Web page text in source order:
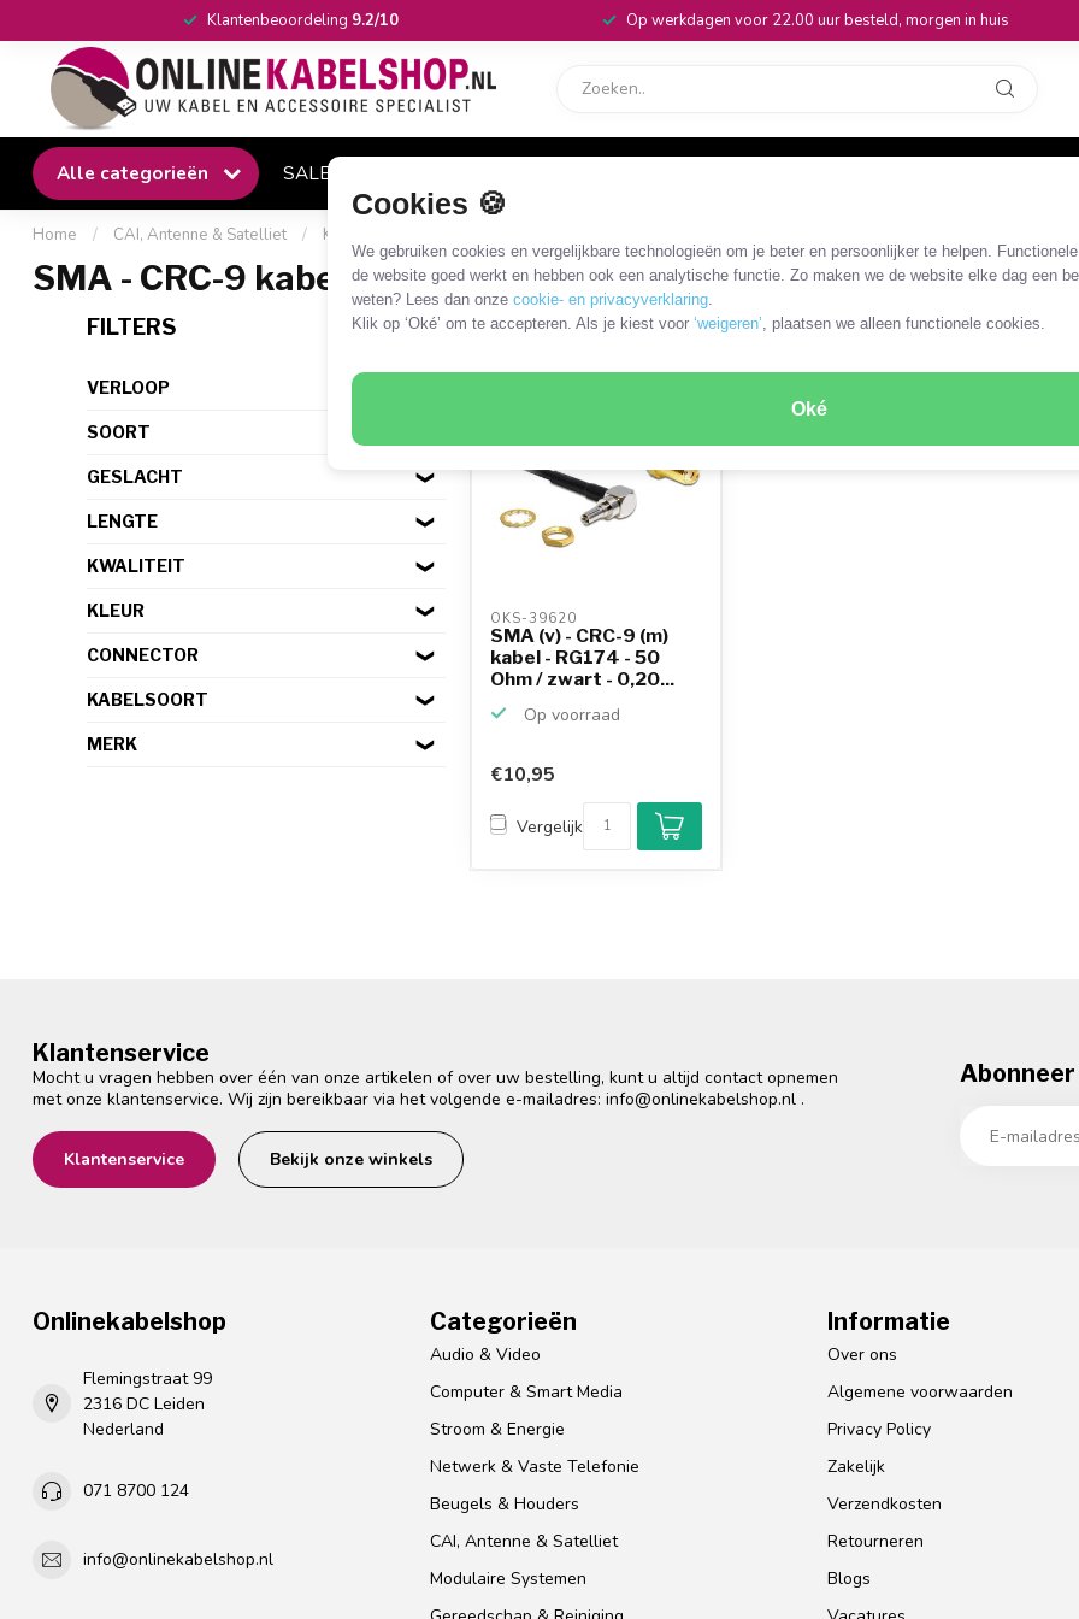
Cookies 🍪
We gebruiken cookies en vergelijkbare technologieën om je beter en persoonlijker te helpen.
de website goed werkt en hebben ook een analytische functie. Zo maken we de website elke dag een
weten? Lees dan onze cookie- en privacyverklaring.
Klik op ‘Oké’ om te accepteren. Als je kiest voor ‘weigeren’, plaatsen we alleen functionele cookies.
Oké
Klantenbeoordeling 9.2/10 Op werkdagen voor 22.00 uur besteld, morgen in huis
Alle categorieën SALE
Home / CAI, Antenne & Satelliet / Kabels en adapters
SMA - CRC-9 kabels en adapters
FILTERS
VERLOOP
SOORT
GESLACHT
LENGTE
KWALITEIT
KLEUR
CONNECTOR
KABELSOORT
MERK
1 PRODUCT
OKS-39620
SMA (v) - CRC-9 (m)
kabel - RG174 - 50
Ohm / zwart - 0,20...
Op voorraad
€10,95
Vergelijk
Klantenservice
Mocht u vragen hebben over één van onze artikelen of over uw bestelling, kunt u altijd contact opnemen
met onze klantenservice. Wij zijn bereikbaar via het volgende e-mailadres: info@onlinekabelshop.nl .
Klantenservice Bekijk onze winkels
Onlinekabelshop
Flemingstraat 99
2316 DC Leiden
Nederland
071 8700 124
info@onlinekabelshop.nl
Categorieën
Audio & Video
Computer & Smart Media
Stroom & Energie
Netwerk & Vaste Telefonie
Beugels & Houders
CAI, Antenne & Satelliet
Modulaire Systemen
Informatie
Over ons
Algemene voorwaarden
Privacy Policy
Zakelijk
Verzendkosten
Retourneren
Blogs